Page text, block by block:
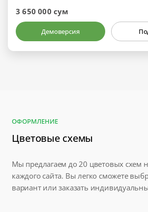
3 650 000 сум
Демоверсия
ОФОРМЛЕНИЕ
Цветовые схемы
Мы предлагаем до 20 цветовых схем
каждого сайта. Вы легко сможете
вариант или заказать